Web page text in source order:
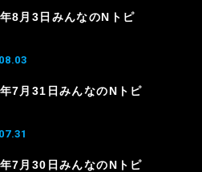
8月3日みんなのNトピ
7月31日みんなのNトピ
7月30日みんなのNトピ